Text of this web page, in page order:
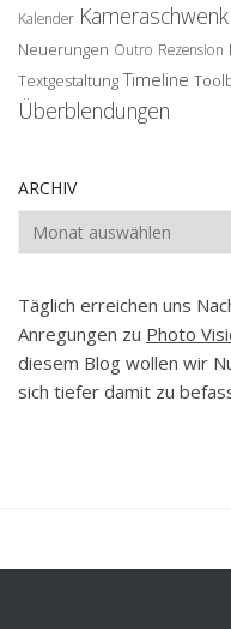
Kalender Kameraschwenk
Neuerungen Outro Rezension
Textgestaltung Timeline
Überblendungen
ARCHIV
Archiv
Täglich erreichen uns
Anregungen zu Photo
diesem Blog wollen wir
sich tiefer damit zu